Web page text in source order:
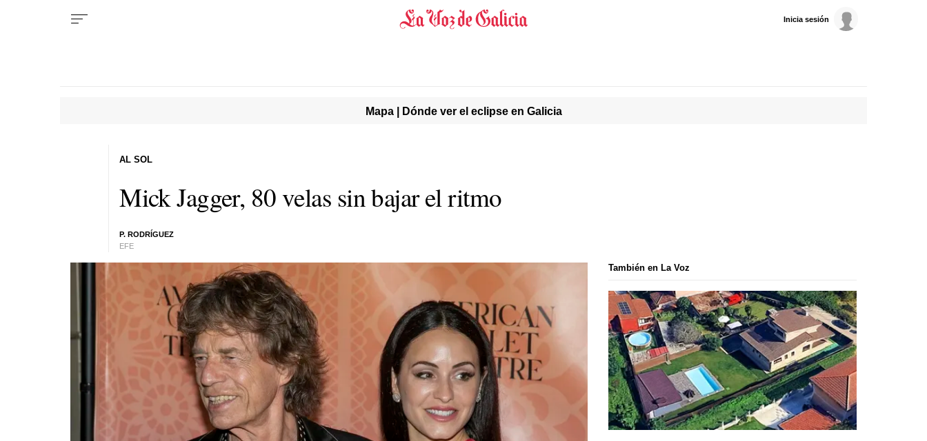
Inicia sesión
Mapa | Dónde ver el eclipse en Galicia
Mick Jagger, 80 velas sin bajar el ritmo
P. RODRÍGUEZ
EFE
AL SOL
También en La Voz